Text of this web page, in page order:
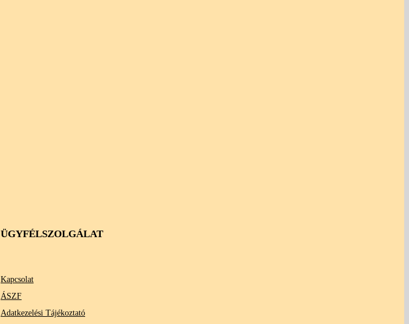
ÜGYFÉLSZOLGÁLAT
Kapcsolat
ÁSZF
Adatkezelési Tájékoztató